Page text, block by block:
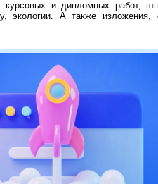
курсовых и дипломных работ,
экологии. А также изложения,